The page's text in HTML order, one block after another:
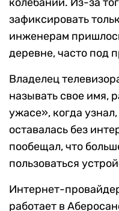
зафиксировать
инженерам
деревне, часто под
Владелец
называть свое имя,
ужасе», когда
оставалась без
пообещал, что
пользоваться
Интернет-
работает в